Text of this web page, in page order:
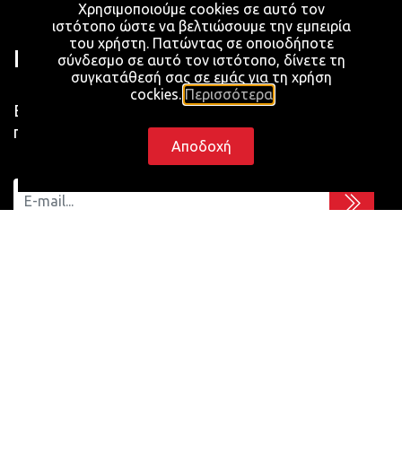
NEWSLETTER
Εγγραφείτε και μείνετε ενημερωμένοι για τις
προωθητικές ενέργειες των εταιρειών.
Χρησιμοποιούμε cookies σε αυτό τον
ιστότοπο ώστε να βελτιώσουμε την εμπειρία
του χρήστη. Πατώντας σε οποιοδήποτε
σύνδεσμο σε αυτό τον ιστότοπο, δίνετε τη
συγκατάθεσή σας σε εμάς για τη χρήση
cockies. Περισσότερα
Αποδοχή